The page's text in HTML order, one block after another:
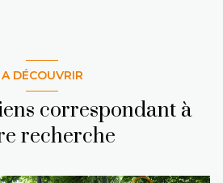
A DÉCOUVRIR
correspondant à
recherche